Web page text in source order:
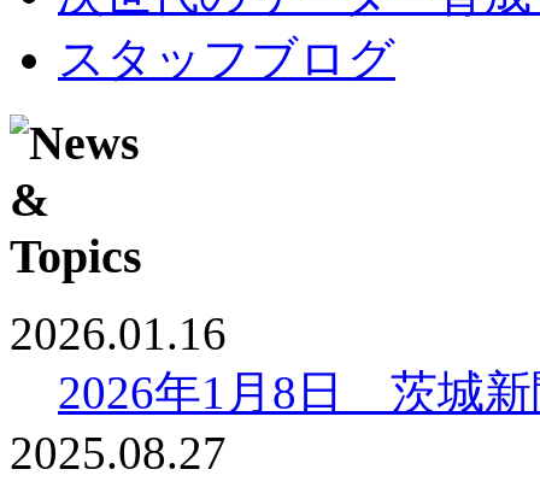
スタッフブログ
2026.01.16
2026年1月8日 茨城
2025.08.27